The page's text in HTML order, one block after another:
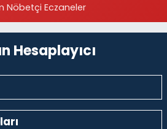
Nöbetçi Eczaneler
Hesaplayıcı